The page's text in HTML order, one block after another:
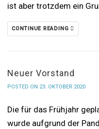
ist aber trotzdem ein
CONTINUE READING
Neuer Vorstand
POSTED ON 23. OKTOBER 2020
Die für das Frühjahr
wurde aufgrund der